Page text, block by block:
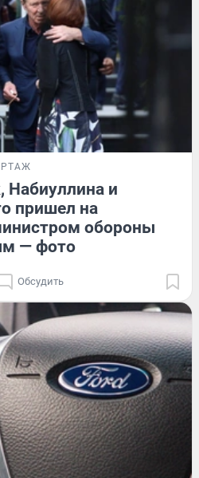
и
пришел на
обороны
— фото
Обсудить